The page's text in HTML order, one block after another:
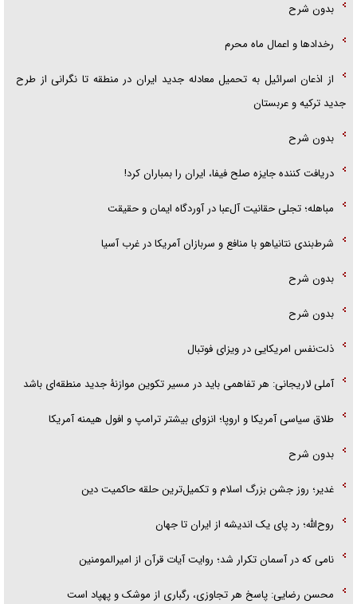
بدون شرح
رخداد‌ها و اعمال ماه محرم
از اذعان اسرائیل به تحمیل معادله جدید ایران در منطقه تا نگرانی از طرح
جدید ترکیه و عربستان
بدون شرح
دریافت کننده جایزه صلح فیفا، ایران را بمباران کرد!
مباهله؛ تجلی حقانیت آل‌عبا در آوردگاه ایمان و حقیقت
شرط‌بندی نتانیاهو با منافع و سربازان آمریکا در غرب آسیا
بدون شرح
بدون شرح
ذلت‌نفس امریکایی در ویزای فوتبال
آملی لاریجانی: هر تفاهمی باید در مسیر تکوین موازنۀ جدید منطقه‌ای باشد
طلاق سیاسی آمریکا و اروپا؛ انزوای بیشتر ترامپ و افول هیمنه آمریکا
بدون شرح
غدیر؛ روز جشن بزرگ اسلام و تکمیل‌ترین حلقه حاکمیت دین
روح‌الله؛ رد پای یک اندیشه از ایران تا جهان
نامی که در آسمان تکرار شد؛ روایت آیات قرآن از امیرالمومنین
محسن رضایی: پاسخ هر تجاوزی، رگباری از موشک و پهپاد است